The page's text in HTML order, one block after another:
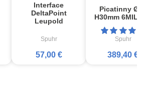
Interface
DeltaPoint
Leupold
Spuhr
57,00 €
Picatinny Ø30
H30mm 6MIL
Spuhr
389,40 €